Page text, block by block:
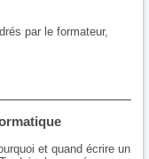
par le formateur,
et quand écrire un